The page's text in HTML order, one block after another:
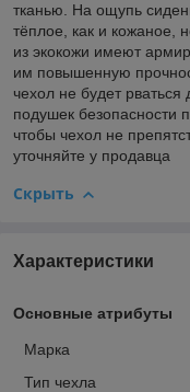
тканью. На ощупь
тёплое, как и кожаное,
из экокожи имеют
им повышенную
чехол не будет
подушек безопасности
чтобы чехол не
уточняйте у продавца
Скрыть
Характеристики
Основные атрибуты
Марка
Тип чехла